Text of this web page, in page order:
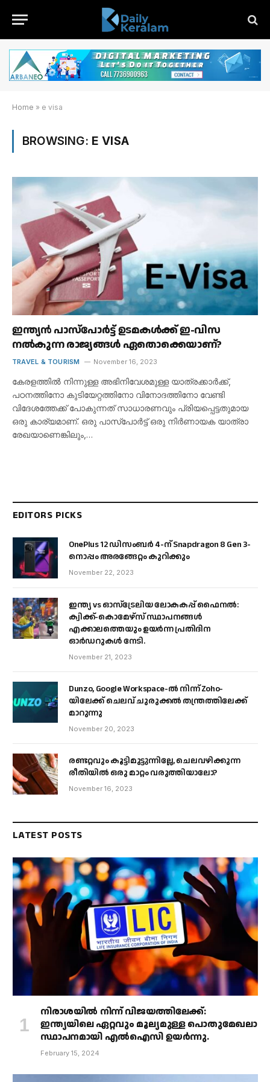
Home » e visa
BROWSING: E VISA
ഇന്ത്യൻ പാസ്‌പോർട്ട് ഉടമകൾക്ക് ഇ-വിസ
നൽകുന്ന രാജ്യങ്ങൾ ഏതൊക്കെയാണ്?
TRAVEL & TOURISM November 16, 2023
കേരളത്തിൽ നിന്നുള്ള അഭിനിവേശമുള്ള യാത്രക്കാർക്ക്,
പഠനത്തിനോ കുടിയേറ്റത്തിനോ വിനോദത്തിനോ വേണ്ടി
വിദേശത്തേക്ക് പോകുന്നത് സാധാരണവും പ്രിയപ്പെട്ടതുമായ
ഒരു കാര്യമാണ്. ഒരു പാസ്‌പോർട്ട് ഒരു നിർണായക യാത്രാ
രേഖയാണെങ്കിലും,…
EDITORS PICKS
OnePlus 12 ഡിസംബർ 4-ന് Snapdragon 8 Gen 3-
നൊപ്പം അരങ്ങേറ്റം കുറിക്കും
November 22, 2023
ഇന്ത്യ vs ഓസ്‌ട്രേലിയ ലോകകപ്പ് ഫൈനൽ:
ക്വിക്ക്-കൊമേഴ്‌സ് സ്ഥാപനങ്ങൾ
എക്കാലത്തെയും ഉയർന്ന പ്രതിദിന
ഓർഡറുകൾ നേടി.
November 21, 2023
Dunzo, Google Workspace-ൽ നിന്ന് Zoho-
യിലേക്ക് ചെലവ് ചുരുക്കൽ തന്ത്രത്തിലേക്ക്
മാറുന്നു
November 20, 2023
രണ്ടറ്റവും കൂട്ടിമുട്ടുന്നില്ലേ, ചെലവഴിക്കുന്ന
രീതിയിൽ ഒരു മാറ്റം വരുത്തിയാലോ?
November 16, 2023
LATEST POSTS
നിരാശയിൽ നിന്ന് വിജയത്തിലേക്ക്:
ഇന്ത്യയിലെ ഏറ്റവും മൂല്യമുള്ള പൊതുമേഖലാ
സ്ഥാപനമായി എൽഐസി ഉയർന്നു.
February 15, 2024